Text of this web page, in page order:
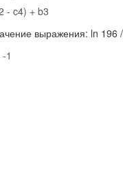
- c4) + b3
выражения: ln 196
1